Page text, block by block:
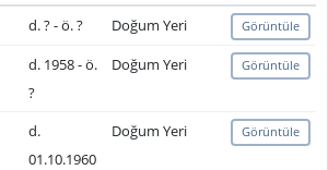
d. ? - ö. ? Doğum Yeri Görüntüle
d. 1958 - ö.
?
Doğum Yeri Görüntüle
d.
01.10.1960
Doğum Yeri Görüntüle